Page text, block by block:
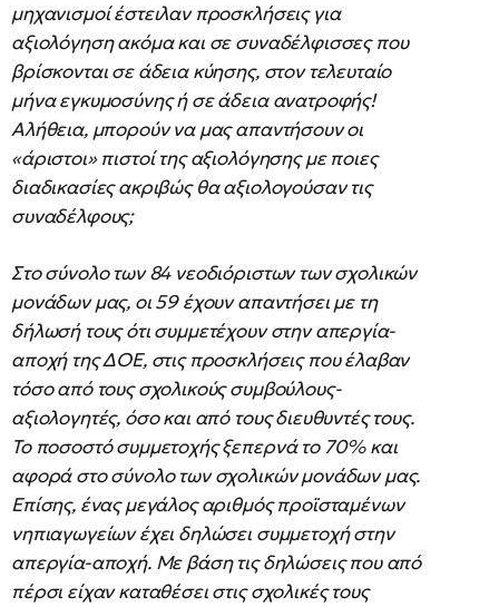
μηχανισμοί έστειλαν προσκλήσεις για
αξιολόγηση ακόμα και σε συναδέλφισσες που
βρίσκονται σε άδεια κύησης, στον τελευταίο
μήνα εγκυμοσύνης ή σε άδεια ανατροφής!
Αλήθεια, μπορούν να μας απαντήσουν οι
«άριστοι» πιστοί της αξιολόγησης με ποιες
διαδικασίες ακριβώς θα αξιολογούσαν τις
συναδέλφους;
Στο σύνολο των 84 νεοδιόριστων των σχολικών
μονάδων μας, οι 59 έχουν απαντήσει με τη
δήλωσή τους ότι συμμετέχουν στην απεργία-
αποχή της ΔΟΕ, στις προσκλήσεις που έλαβαν
τόσο από τους σχολικούς συμβούλους-
αξιολογητές, όσο και από τους διευθυντές τους.
Το ποσοστό συμμετοχής ξεπερνά το 70% και
αφορά στο σύνολο των σχολικών μονάδων μας.
Επίσης, ένας μεγάλος αριθμός προϊσταμένων
νηπιαγωγείων έχει δηλώσει συμμετοχή στην
απεργία-αποχή. Με βάση τις δηλώσεις που από
πέρσι είχαν καταθέσει στις σχολικές τους